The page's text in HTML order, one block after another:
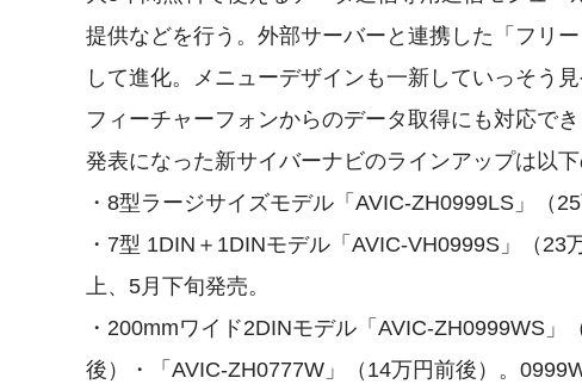
提供などを行う。外部サーバーと連携した「フリ
して進化。メニューデザインも一新していっそう
フィーチャーフォンからのデータ取得にも対応でき
発表になった新サイバーナビのラインアップは以
・8型ラージサイズモデル「AVIC-ZH0999LS」（
・7型 1DIN＋1DINモデル「AVIC-VH0999S」（
上、5月下旬発売。
・200mmワイド2DINモデル「AVIC-ZH0999WS
後）・「AVIC-ZH0777W」（14万円前後）。